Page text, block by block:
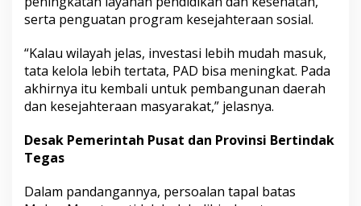
serta penguatan program kesejahteraan sosial.
“Kalau wilayah jelas, investasi lebih mudah masuk,
tata kelola lebih tertata, PAD bisa meningkat. Pada
akhirnya itu kembali untuk pembangunan daerah
dan kesejahteraan masyarakat,” jelasnya.
Desak Pemerintah Pusat dan Provinsi Bertindak
Tegas
Dalam pandangannya, persoalan tapal batas